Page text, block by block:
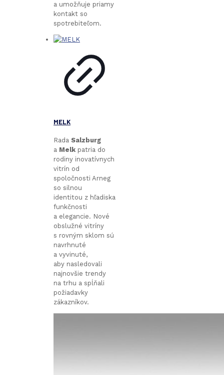
a umožňuje priamy
kontakt so
spotrebiteľom.
MELK
Rada Salzburg
a Melk patria do
rodiny inovatívnych
vitrín od
spoločnosti Arneg
so silnou
identitou z hľadiska
funkčnosti
a elegancie. Nové
obslužné vitríny
s rovným sklom sú
navrhnuté
a vyvinuté,
aby nasledovali
najnovšie trendy
na trhu a spĺňali
požiadavky
zákazníkov.